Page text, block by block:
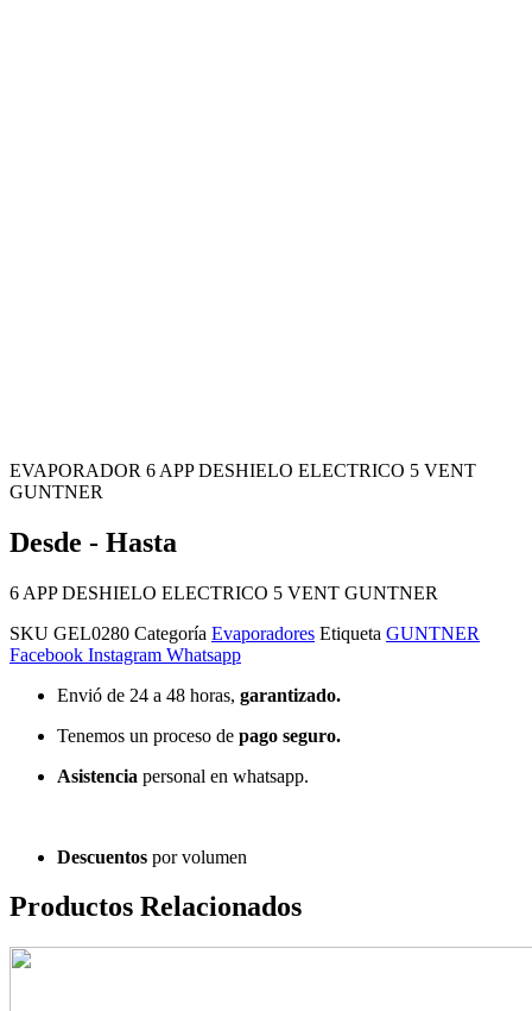
EVAPORADOR 6 APP DESHIELO ELECTRICO 5 VENT
GUNTNER
Desde - Hasta
6 APP DESHIELO ELECTRICO 5 VENT GUNTNER
SKU GEL0280 Categoría Evaporadores Etiqueta GUNTNER
Facebook Instagram Whatsapp
Envió de 24 a 48 horas, garantizado.
Tenemos un proceso de pago seguro.
Asistencia personal en whatsapp.
Descuentos por volumen
Productos Relacionados